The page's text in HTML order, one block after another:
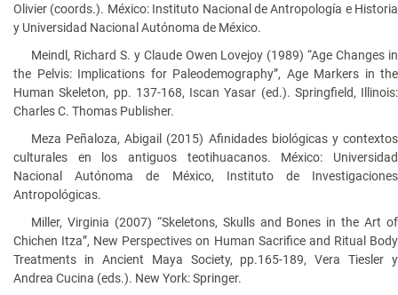
Olivier (coords.). México: Instituto Nacional de Antropología e Historia
y Universidad Nacional Autónoma de México.
Meindl, Richard S. y Claude Owen Lovejoy (1989) “Age Changes in
the Pelvis: Implications for Paleodemography”, Age Markers in the
Human Skeleton, pp. 137-168, Iscan Yasar (ed.). Springfield, Illinois:
Charles C. Thomas Publisher.
Meza Peñaloza, Abigail (2015) Afinidades biológicas y contextos
culturales en los antiguos teotihuacanos. México: Universidad
Nacional Autónoma de México, Instituto de Investigaciones
Antropológicas.
Miller, Virginia (2007) “Skeletons, Skulls and Bones in the Art of
Chichen Itza”, New Perspectives on Human Sacrifice and Ritual Body
Treatments in Ancient Maya Society, pp.165-189, Vera Tiesler y
Andrea Cucina (eds.). New York: Springer.